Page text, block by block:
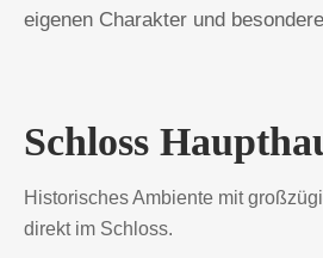
eigenen Charakter und
Schloss
Historisches Ambiente mit
direkt im Schloss.